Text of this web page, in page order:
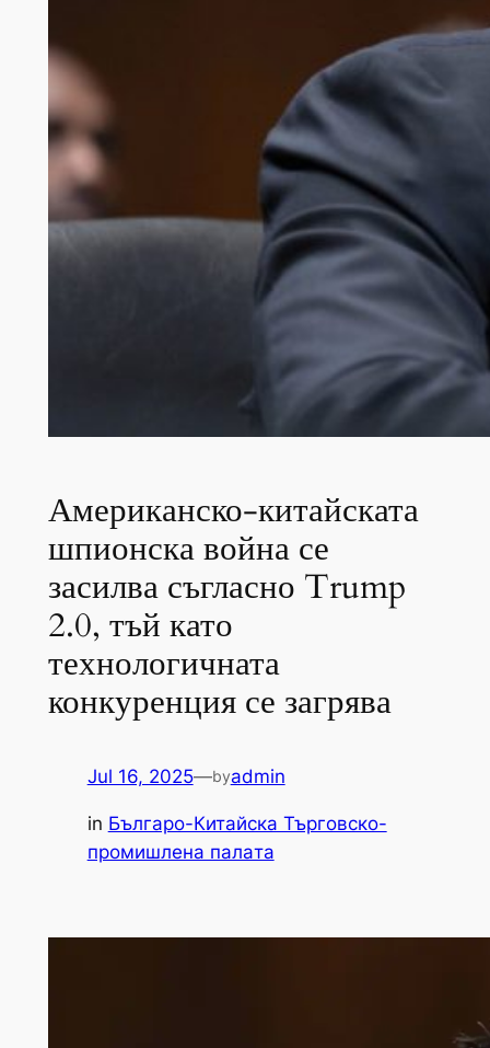
Американско-китайската
шпионска война се
засилва съгласно Trump
2.0, тъй като
технологичната
конкуренция се загрява
Jul 16, 2025—byadmin
in Българо-Китайска Търговско-
промишлена палaта